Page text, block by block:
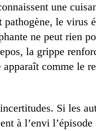
une
pathogène, le virus
ne peut rien
la grippe
comme le
Si les
à l’envi